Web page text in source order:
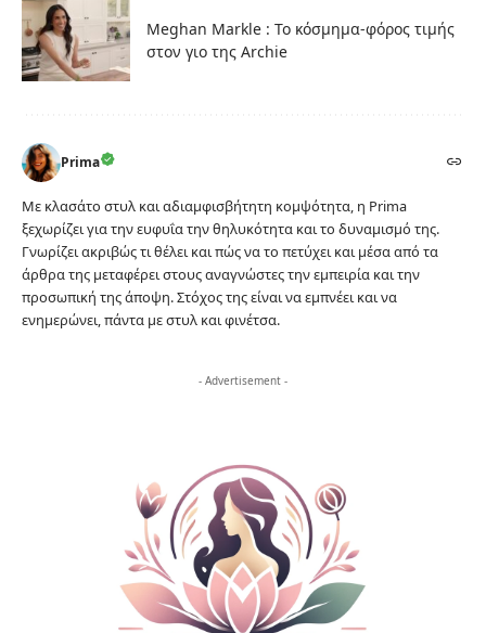
Meghan Markle : Το κόσμημα-φόρος τιμής
στον γιο της Archie
Prima
Με κλασάτο στυλ και αδιαμφισβήτητη κομψότητα, η Prima
ξεχωρίζει για την ευφυΐα την θηλυκότητα και το δυναμισμό της.
Γνωρίζει ακριβώς τι θέλει και πώς να το πετύχει και μέσα από τα
άρθρα της μεταφέρει στους αναγνώστες την εμπειρία και την
προσωπική της άποψη. Στόχος της είναι να εμπνέει και να
ενημερώνει, πάντα με στυλ και φινέτσα.
- Advertisement -